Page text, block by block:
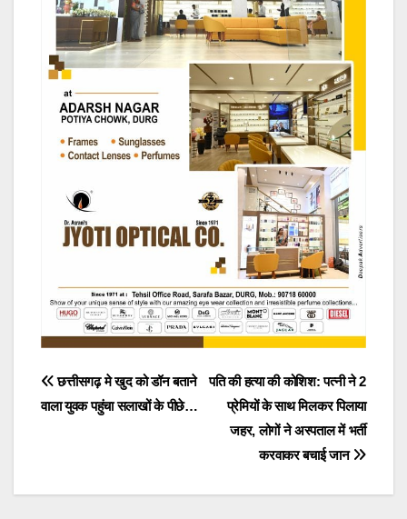
Post
navigation
पति की हत्या की कोशिश: पत्नी ने 2
प्रेमियों के साथ मिलकर पिलाया
जहर, लोगों ने अस्पताल में भर्ती
करवाकर बचाई जान
छत्तीसगढ़ मे खुद को डॉन बताने
वाला युवक पहुंचा सलाखों के पीछे…